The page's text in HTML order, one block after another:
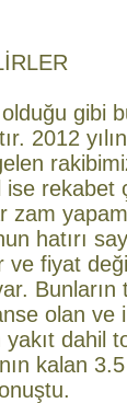
gibi
2012
rekabet
zam
hatırı
fiyat
Bunların
olan ve
dahil
kalan